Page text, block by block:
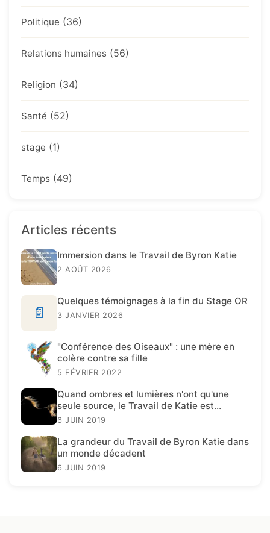
Politique (36)
Relations humaines (56)
Religion (34)
Santé (52)
stage (1)
Temps (49)
Articles récents
Immersion dans le Travail de Byron Katie
2 AOÛT 2026
📄
Quelques témoignages à la fin du Stage OR
3 JANVIER 2026
"Conférence des Oiseaux" : une mère en
colère contre sa fille
5 FÉVRIER 2022
Quand ombres et lumières n'ont qu'une
seule source, le Travail de Katie est
présent.
6 JUIN 2019
La grandeur du Travail de Byron Katie dans
un monde décadent
6 JUIN 2019